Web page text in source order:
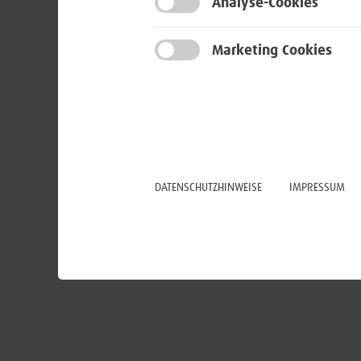
Marketing Cookies
DATENSCHUTZHINWEISE IMPRESSUM